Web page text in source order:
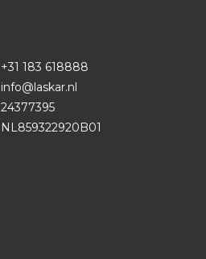
+31 183 618888
info@laskar.nl
24377395
NL859322920B01